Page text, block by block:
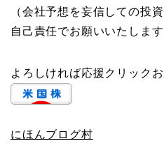
（会社予想を妄信しての投
自己責任でお願いいたします
よろしければ応援クリックお
にほんブログ村